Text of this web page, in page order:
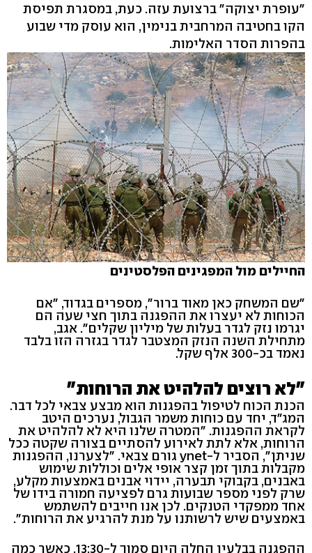
"עופרת יצוקה" ברצועת עזה. כעת, במסגרת תפיסת
הקו בחטיבה המרחבית בנימין, הוא עוסק מדי שבוע
בהפרות הסדר האלימות.
החיילים מול המפגינים הפלסטינים
"שם המשחק כאן מאוד ברור", מספרים בגדוד, "אם
הכוחות לא יעצרו את ההפגנה בתוך חצי שעה הם
יגרמו נזק לגדר בעלות של מיליון שקלים". אגב,
מתחילת השנה הנזק המצטבר לגדר בגזרה הזו בלבד
נאמד בכ-300 אלף שקל.
"לא רוצים להלהיט את הרוחות"
הכנת הכוח לטיפול בהפגנות הוא מבצע צבאי לכל דבר.
המג"ד, יחד עם כוחות משמר הגבול, נערכים היטב
לקראת ההפגנות. "המטרה שלנו היא לא להלהיט את
הרוחות, אלא לתת לאירוע להסתיים בצורה שקטה ככל
שניתן", הסביר ל-ynet גורם צבאי. "לצערנו, ההפגנות
מקבלות בתוך זמן קצר אופי אלים וכוללות שימוש
באבנים, בקבוקי תבערה, יידוי אבנים באמצעות מקלע,
שרק לפני מספר שבועות גרם לפציעה חמורה בידו של
אחד ממפקדי הטנקים. לכן אנו חייבים להשתמש
באמצעים שיש לרשותנו על מנת להרגיע את הרוחות".
ההפגנה בבלעין החלה היום סמוך ל-13:30, כאשר כמה